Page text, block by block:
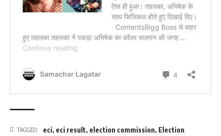
TAGGED: eci, eci result, election commission, Election